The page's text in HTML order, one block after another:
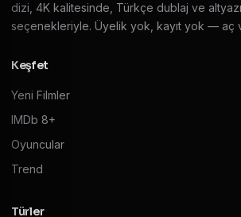
dizi, 4K kalitesinde, Türkçe dublaj ve altyazı
seçenekleriyle. Üyelik yok, kayıt yok — aç
Keşfet
Yeni Filmler
IMDb 8+
Oyuncular
Trend
Türler